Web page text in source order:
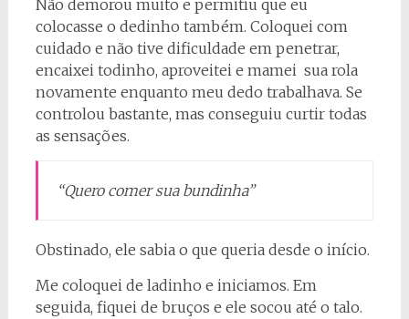
Não demorou muito e permitiu que eu
colocasse o dedinho também. Coloquei com
cuidado e não tive dificuldade em penetrar,
encaixei todinho, aproveitei e mamei sua rola
novamente enquanto meu dedo trabalhava. Se
controlou bastante, mas conseguiu curtir todas
as sensações.
“Quero comer sua bundinha”
Obstinado, ele sabia o que queria desde o início.
Me coloquei de ladinho e iniciamos. Em
seguida, fiquei de bruços e ele socou até o talo.